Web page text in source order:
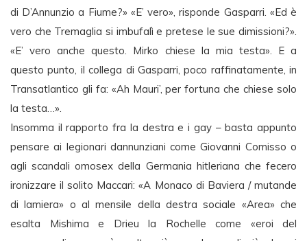
di D’Annunzio a Fiume?» «E’ vero», risponde Gasparri. «Ed è
vero che Tremaglia si imbufalì e pretese le sue dimissioni?».
«E’ vero anche questo. Mirko chiese la mia testa». E a
questo punto, il collega di Gasparri, poco raffinatamente, in
Transatlantico gli fa: «Ah Mauri’, per fortuna che chiese solo
la testa…».
Insomma il rapporto fra la destra e i gay – basta appunto
pensare ai legionari dannunziani come Giovanni Comisso o
agli scandali omosex della Germania hitleriana che fecero
ironizzare il solito Maccari: «A Monaco di Baviera / mutande
di lamiera» o al mensile della destra sociale «Area» che
esalta Mishima e Drieu la Rochelle come «eroi del